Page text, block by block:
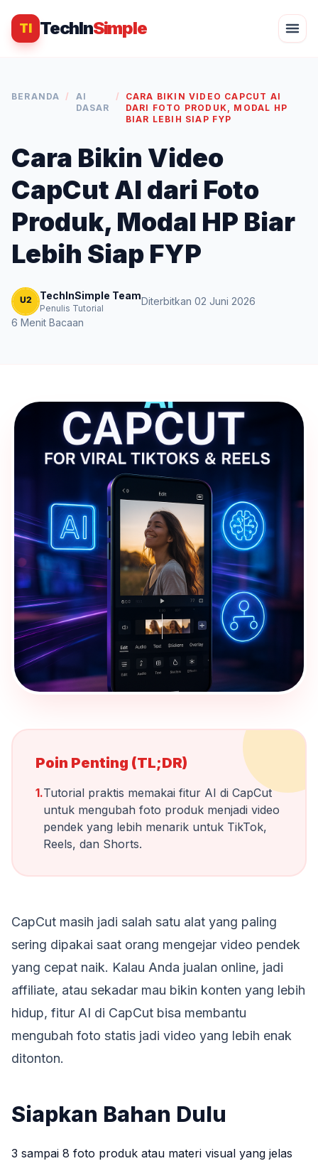
TI TechInSimple
BERANDA /
AI
DASAR
/
CARA BIKIN VIDEO CAPCUT AI
DARI FOTO PRODUK, MODAL HP
BIAR LEBIH SIAP FYP
Cara Bikin Video
CapCut AI dari Foto
Produk, Modal HP Biar
Lebih Siap FYP
TechInSimple Team
Penulis Tutorial
Diterbitkan 02 Juni 2026
6 Menit Bacaan
Poin Penting (TL;DR)
1.Tutorial praktis memakai fitur AI di CapCut
untuk mengubah foto produk menjadi video
pendek yang lebih menarik untuk TikTok,
Reels, dan Shorts.
CapCut masih jadi salah satu alat yang paling
sering dipakai saat orang mengejar video pendek
yang cepat naik. Kalau Anda jualan online, jadi
affiliate, atau sekadar mau bikin konten yang lebih
hidup, fitur AI di CapCut bisa membantu
mengubah foto statis jadi video yang lebih enak
ditonton.
Siapkan Bahan Dulu
3 sampai 8 foto produk atau materi visual yang jelas